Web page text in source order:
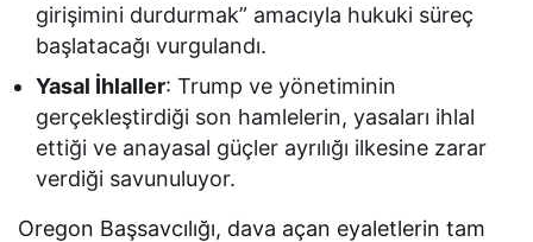
girişimini durdurmak” amacıyla hukuki süreç
başlatacağı vurgulandı.
Yasal İhlaller: Trump ve yönetiminin
gerçekleştirdiği son hamlelerin, yasaları ihlal
ettiği ve anayasal güçler ayrılığı ilkesine zarar
verdiği savunuluyor.
Oregon Başsavcılığı, dava açan eyaletlerin tam